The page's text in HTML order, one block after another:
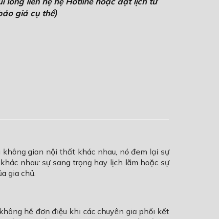
giá cụ thể)
gian nội thất khác nhau, nó đem lại sự
nhau: sự sang trọng hay lịch lãm hoặc sự
gia chủ.
hề đơn điệu khi các chuyên gia phối kết